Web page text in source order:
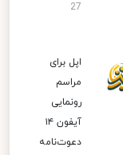
27
اپل برای
مراسم
رونمایی
آیفون ۱۴
دعوت‌نامه